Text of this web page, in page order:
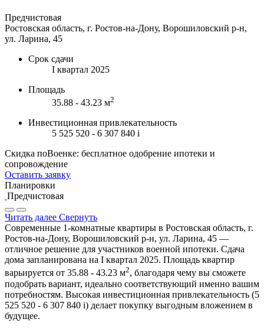
Предчистовая
Ростовская область, г. Ростов-на-Дону, Ворошиловский р-н,
ул. Ларина, 45
Срок сдачи
I квартал 2025
Площадь
35.88 - 43.23 м2
Инвестиционная привлекательность
5 525 520 - 6 307 840 i
Скидка поВоенке: бесплатное одобрение ипотеки и
сопровождение
Оставить заявку
Планировки
Предчистовая
Читать далее Свернуть
Современные 1-комнатные квартиры в Ростовская область, г.
Ростов-на-Дону, Ворошиловский р-н, ул. Ларина, 45 —
отличное решение для участников военной ипотеки. Сдача
дома запланирована на I квартал 2025. Площадь квартир
варьируется от 35.88 - 43.23 м2, благодаря чему вы сможете
подобрать вариант, идеально соответствующий именно вашим
потребностям. Высокая инвестиционная привлекательность (5
525 520 - 6 307 840 i) делает покупку выгодным вложением в
будущее.